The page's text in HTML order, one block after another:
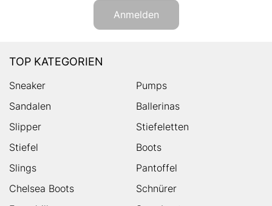
Anmelden
TOP KATEGORIEN
Sneaker
Pumps
Sandalen
Ballerinas
Slipper
Stiefeletten
Stiefel
Boots
Slings
Pantoffel
Chelsea Boots
Schnürer